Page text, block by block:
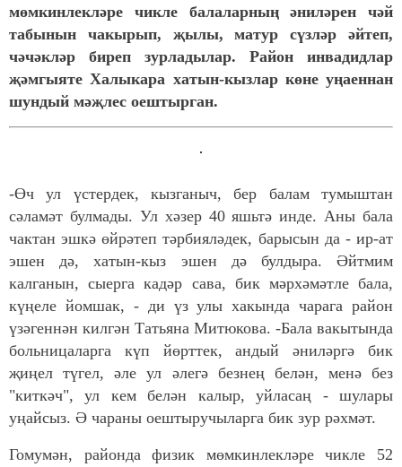
мөмкинлекләре чикле балаларның әниләрен чәй
табынын чакырып, җылы, матур сүзләр әйтеп,
чәчәкләр биреп зурладылар. Район инвадидлар
җәмгыяте Халыкара хатын-кызлар көне уңаеннан
шундый мәҗлес оештырган.
-Өч ул үстердек, кызганыч, бер балам тумыштан
сәламәт булмады. Ул хәзер 40 яшьтә инде. Аны бала
чактан эшкә өйрәтеп тәрбияләдек, барысын да - ир-ат
эшен дә, хатын-кыз эшен дә булдыра. Әйтмим
калганын, сыерга кадәр сава, бик мәрхәмәтле бала,
күңеле йомшак, - ди үз улы хакында чарага район
үзәгеннән килгән Татьяна Митюкова. -Бала вакытында
больницаларга күп йөрттек, андый әниләргә бик
җиңел түгел, әле ул әлегә безнең белән, менә без
"киткәч", ул кем белән калыр, уйласаң - шулары
уңайсыз. Ә чараны оештыручыларга бик зур рәхмәт.
Гомумән, районда физик мөмкинлекләре чикле 52